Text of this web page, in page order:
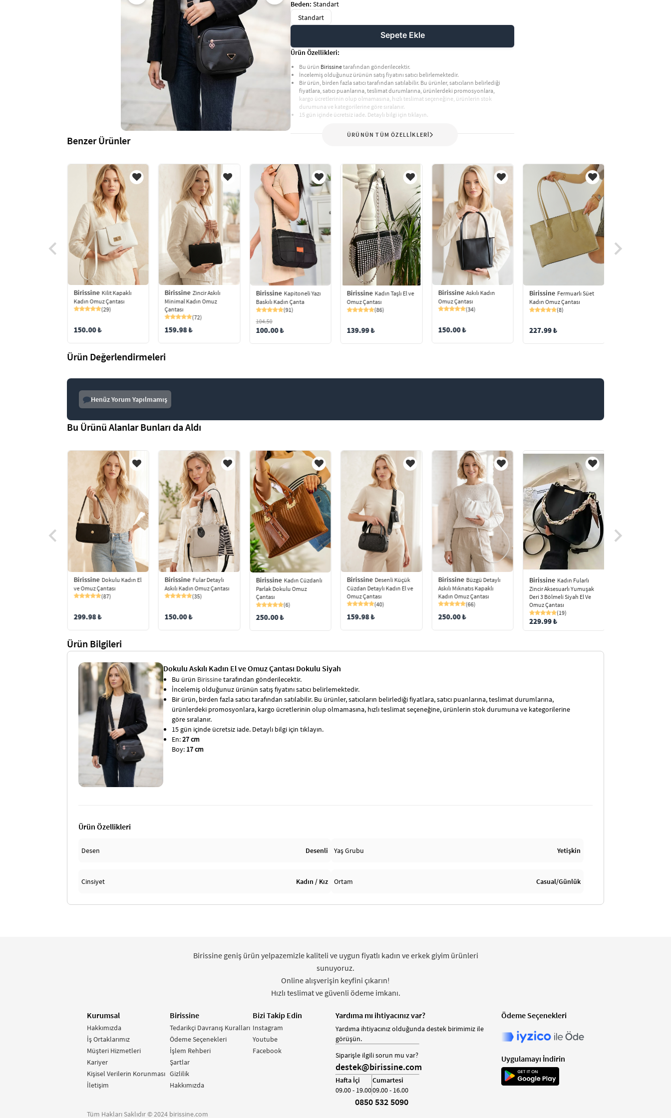
Beden: Standart
Standart
Sepete Ekle
Ürün Özellikleri:
Bu ürün Birissinetarafından gönderilecektir.
İncelemiş olduğunuz ürünün satış fiyatını satıcı belirlemektedir.
Bir ürün, birden fazla satıcı tarafından satılabilir. Bu ürünler, satıcıların belirlediği
fiyatlara, satıcı puanlarına, teslimat durumlarına, ürünlerdeki promosyonlara,
kargo ücretlerinin olup olmamasına, hızlı teslimat seçeneğine, ürünlerin stok
durumuna ve kategorilerine göre sıralanır.
15 gün içinde ücretsiz iade. Detaylı bilgi için tıklayın.
ÜRÜNÜN TÜM ÖZELLİKLERİ
Benzer Ürünler
Birissine Kilit Kapaklı
Kadın Omuz Çantası
(29)
150.00 ₺
Birissine Zincir Askılı
Minimal Kadın Omuz
Çantası
(72)
159.98 ₺
Birissine Kapitoneli Yazı
Baskılı Kadın Çanta
(91)
104.50
100.00 ₺
Birissine Kadın Taşlı El ve
Omuz Çantası
(86)
139.99 ₺
Birissine Askılı Kadın
Omuz Çantası
(34)
150.00 ₺
Birissine Fermuarlı Süet
Kadın Omuz Çantası
(8)
227.99 ₺
Ürün Değerlendirmeleri
Henüz Yorum Yapılmamış
Bu Ürünü Alanlar Bunları da Aldı
Birissine Dokulu Kadın El
ve Omuz Çantası
(87)
299.98 ₺
Birissine Fular Detaylı
Askılı Kadın Omuz Çantası
(35)
150.00 ₺
Birissine Kadın Cüzdanlı
Parlak Dokulu Omuz
Çantası
(6)
250.00 ₺
Birissine Desenli Küçük
Cüzdan Detaylı Kadın El ve
Omuz Çantası
(40)
159.98 ₺
Birissine Büzgü Detaylı
Askılı Mıknatıs Kapaklı
Kadın Omuz Çantası
(66)
250.00 ₺
Birissine Kadın Fularlı
Zincir Aksesuarlı Yumuşak
Deri 3 Bölmeli Siyah El Ve
Omuz Çantası
(19)
229.99 ₺
Ürün Bilgileri
Dokulu Askılı Kadın El ve Omuz Çantası Dokulu Siyah
Bu ürün Birissinetarafından gönderilecektir.
İncelemiş olduğunuz ürünün satış fiyatını satıcı belirlemektedir.
Bir ürün, birden fazla satıcı tarafından satılabilir. Bu ürünler, satıcıların belirlediği fiyatlara, satıcı puanlarına, teslimat durumlarına,
ürünlerdeki promosyonlara, kargo ücretlerinin olup olmamasına, hızlı teslimat seçeneğine, ürünlerin stok durumuna ve kategorilerine
göre sıralanır.
15 gün içinde ücretsiz iade. Detaylı bilgi için tıklayın.
En:27 cm
Boy: 17 cm
Ürün Özellikleri
Desen Desenli Yaş Grubu Yetişkin
Cinsiyet Kadın / Kız Ortam Casual/Günlük
Birissine geniş ürün yelpazemizle kaliteli ve uygun fiyatlı kadın ve erkek giyim ürünleri
sunuyoruz.
Online alışverişin keyfini çıkarın!
Hızlı teslimat ve güvenli ödeme imkanı.
Kurumsal
Hakkımızda
İş Ortaklarımız
Müşteri Hizmetleri
Kariyer
Kişisel Verilerin Korunması
İletişim
Birissine
Tedarikçi Davranış Kuralları
Ödeme Seçenekleri
İşlem Rehberi
Şartlar
Gizlilik
Hakkımızda
Bizi Takip Edin
Instagram
Youtube
Facebook
Yardıma mı ihtiyacınız var?
Yardıma ihtiyacınız olduğunda destek birimimiz ile
görüşün.
Siparişle ilgili sorun mu var?
destek@birissine.com
Hafta İçi
09.00 - 19.00
Cumartesi
09.00 - 16.00
0850 532 5090
Ödeme Seçenekleri
Uygulamayı İndirin
Tüm Hakları Saklıdır © 2024 birissine.com